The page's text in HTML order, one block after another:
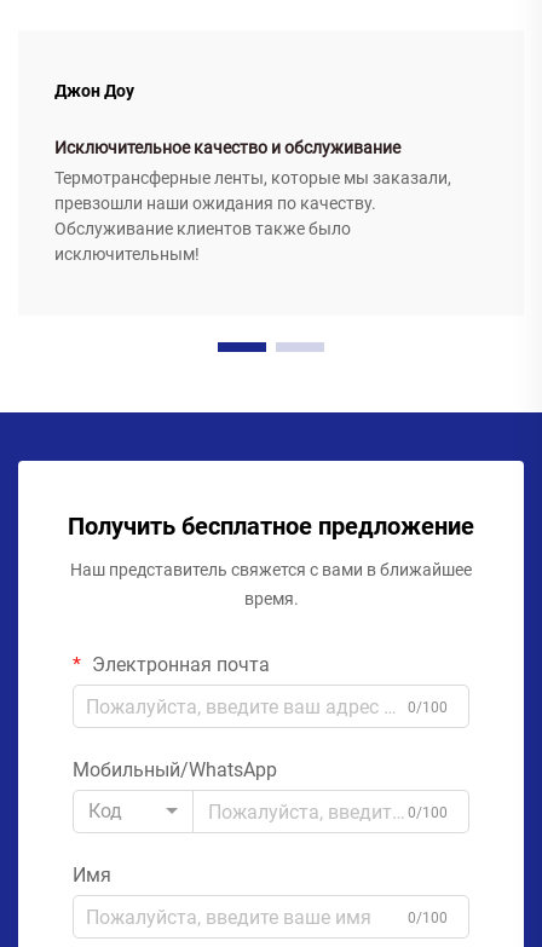
Джон Доу
Исключительное качество и обслуживание
Термотрансферные ленты, которые мы заказали,
превзошли наши ожидания по качеству.
Обслуживание клиентов также было
исключительным!
Получить бесплатное предложение
Наш представитель свяжется с вами в ближайшее
время.
Электронная почта
0/100
Мобильный/WhatsApp
Код
0/100
Имя
0/100